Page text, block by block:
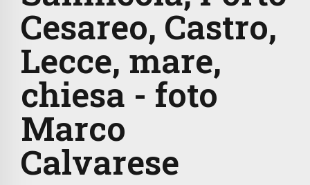
Cesareo, Castro,
Lecce, mare,
chiesa - foto
Marco
Calvarese